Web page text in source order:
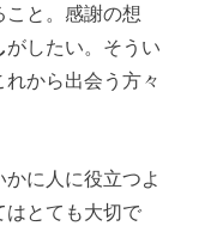
こと。感謝の想
がしたい。そうい
から出会う方々
に人に役立つよ
はとても大切で